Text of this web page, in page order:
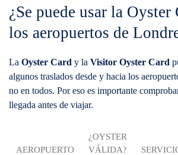
¿Se puede usar la Oyster
los aeropuertos de
La Oyster Card y la Visitor Oyster Card
algunos traslados desde y hacia los
no en todos. Por eso es importante
llegada antes de viajar.
AEROPUERTO
¿OYSTER
VÁLIDA?